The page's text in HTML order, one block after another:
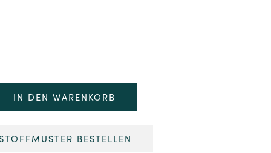
IN DEN WARENKORB
BESTELLEN